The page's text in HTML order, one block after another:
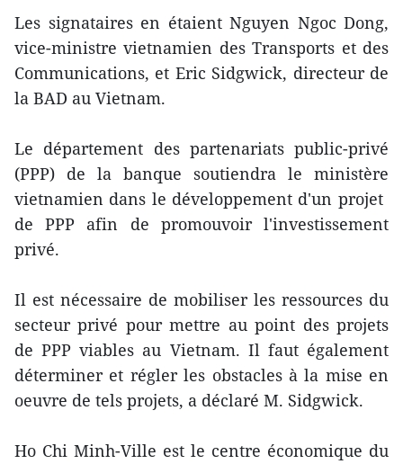
​Les signataires en étaient Nguyen Ngoc Dong,
vice-ministre vietnamien des Transports et des
Communications, et Eric Sidgwick, directeur de
la BAD au Vietnam.
​​Le département des partenariats public-privé
(PPP) de la ​banque ​soutiendra le ministère
vietnamien dans le développement d'un projet ​
de PPP afin de ​promouvoir l'investissement
privé.
Il est nécessaire de mobiliser les ressources du
secteur privé pour mettre au point des projets
de PPP viables au Vietnam. Il faut ​également
déterminer et régler les obstacles ​à la mise en
oeuvre de tels projets, a déclaré M. Sidgwick.
Ho Chi Minh-Ville est le centre économique du